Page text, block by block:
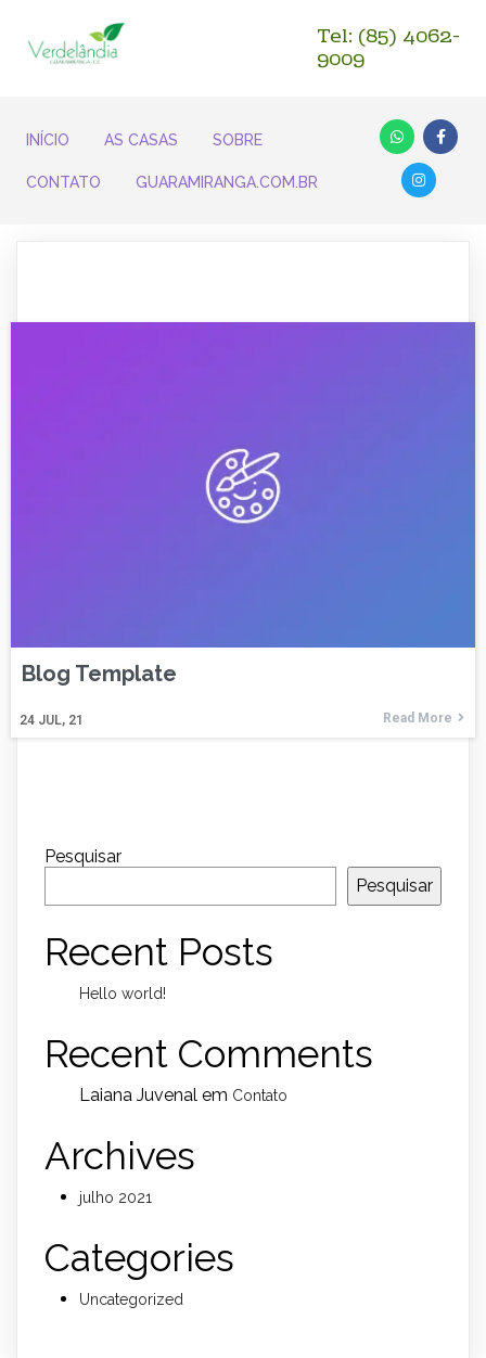
Tel: (85) 4062-
9009
INÍCIO AS CASAS SOBRE
CONTATO GUARAMIRANGA.COM.BR
Blog Template
24 JUL, 21 Read More
Pesquisar
Pesquisar
Recent Posts
Hello world!
Recent Comments
Laiana Juvenal em Contato
Archives
julho 2021
Categories
Uncategorized